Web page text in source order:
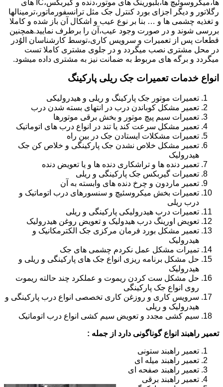
ها،میکروسوئیچ ها،بلبورینگ های موتور،دنده و گیربکس،IC های
رگلاتور و دیگر اجزای بورد کنترل جک مثل ترانسفورماتور،ترمینالها
و تغذیه چشمی ها و … بنا بر نوع عیب و اشکال آن باز شده و کاملا
بررسی شوند و در صورت وجود عیب،آن را برطرف نمایید.همچنین
قطعات پس از تعمیرات و سرویس کاری،توسط کارشناسان الوُدر
در محل مشتری نصب میگردد و در جلوی مشتری کاملا تست
میگردد و برگه های مربوط به ضمانت نیز به مشتری داده میشود.
انواع خدمات تعمیرات جک ریلی پارکینگ
تعمیرات موتور جک پارکینگ و ریلی و هیدرولیکی
تعمیر مشکل کوباندن درب در انتهای بسته شدن درب
تعمیرات سیم پیچ موتور و بخش برقی موتورها
تعمیر مشکل سرعت کند یا تند در انواع درب های اتوماتیک
تعمیرات مشکلات ایستادن جک در بین راه
تعمیر مشکل خلاص نشدن جک پارکینگی و خلاص کن جک
هیدرولیک
تعمیر دنده ها و تراشکاری دنده ها و یا تعویض دنده
تعمیرات گیربکس جک پارکینگی و ریلی
تعمیر ماردون و چرخ دنده های وابسته به آن
تعمیرات بخش میکروسئیچ و سنسورهای درب اتوماتیک و
درب ریلی
تعمیرات درب هیدرولیکی پارکینگی و ریلی
تعویض اورینگ درب هیدولیک و تعویض روغن هیدرولیک
تعمیر مشکل بورد فرمان مرکزی جک الکترمکانیک و
هیدرولیک
تمیرات مشکل عمل نکردم چشمی های جک
حل مشکل برنامه ریزی انواع جک های پارکینگی و ریلی و
هیدرولیک
حل مشکل ست کردن ریموت و عملکرد چند حالته ریموت
روی انواع جک پارکینگی
سرویس کاری و روزغن کاری تخصصی انواع درب پارکینگی و
هیدرولیک و ریلی
سیم کشی مجدد و تعویض سیم کشی انواع درب اتوماتیک
تعمیر راهبند انواع گوناگونی دارد از جمله :
تعمیر راهبند ستونی
تعمیر راهبند میله ای
تعمیر راهبند صفحه ای
تعمیر راهبند برقی